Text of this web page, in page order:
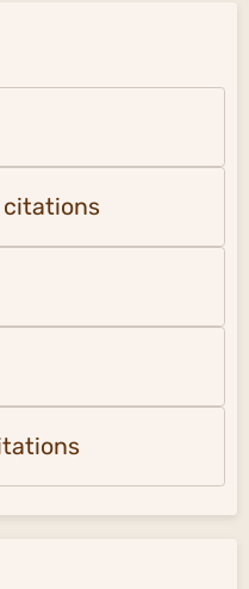
citations